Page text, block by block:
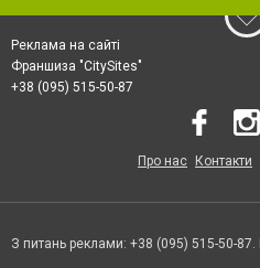
Реклама на сайті
Франшиза "CitySites"
+38 (095) 515-50-87
Про нас Контакти
З питань реклами: +38 (095) 515-50-87.